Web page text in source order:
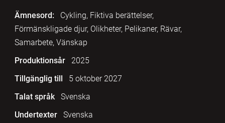
Ämnesord:
Cykling, Fiktiva berättelser,
Förmänskligade djur, Olikheter, Pelikaner, Rävar,
Samarbete, Vänskap
Produktionsår
2025
Tillgänglig till
5 oktober 2027
Talat språk
Svenska
Undertexter
Svenska